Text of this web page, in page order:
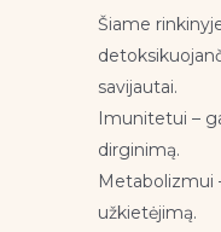
Šiame
savijautai.
Imunitetui –
dirginimą.
Metabolizmui
užkietėjimą.
set,
60
vnt.